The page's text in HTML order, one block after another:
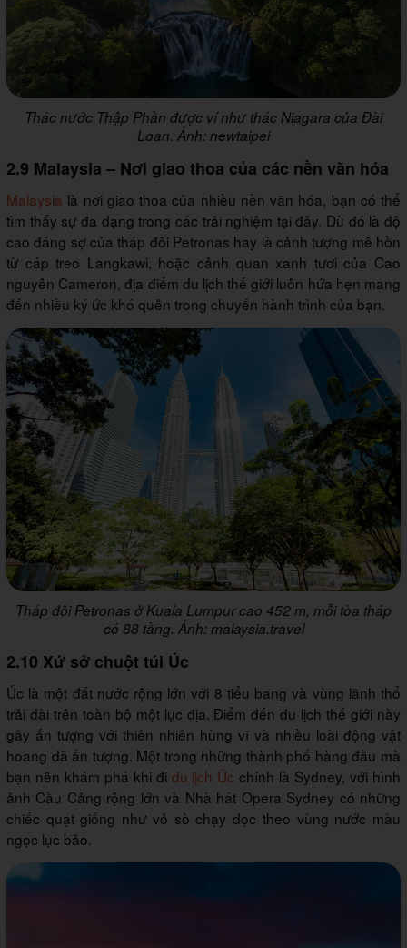
Thác nước Thập Phần được ví như thác Niagara của Đài
Loan. Ảnh: newtaipei
2.9 Malaysia – Nơi giao thoa của các nền văn hóa
Malaysia là nơi giao thoa của nhiều nền văn hóa, bạn có thể
tìm thấy sự đa dạng trong các trải nghiệm tại đây. Dù đó là độ
cao đáng sợ của tháp đôi Petronas hay là cảnh tượng mê hồn
từ cáp treo Langkawi, hoặc cảnh quan xanh tươi của Cao
nguyên Cameron, địa điểm du lịch thế giới luôn hứa hẹn mang
đến nhiều ký ức khó quên trong chuyến hành trình của bạn.
Tháp đôi Petronas ở Kuala Lumpur cao 452 m, mỗi tòa tháp
có 88 tầng. Ảnh: malaysia.travel
2.10 Xứ sở chuột túi Úc
Úc là một đất nước rộng lớn với 8 tiểu bang và vùng lãnh thổ
trải dài trên toàn bộ một lục địa. Điểm đến du lịch thế giới này
gây ấn tượng với thiên nhiên hùng vĩ và nhiều loài động vật
hoang dã ấn tượng. Một trong những thành phố hàng đầu mà
bạn nên khám phá khi đi du lịch Úc chính là Sydney, với hình
ảnh Cầu Cảng rộng lớn và Nhà hát Opera Sydney có những
chiếc quạt giống như vỏ sò chạy dọc theo vùng nước màu
ngọc lục bảo.